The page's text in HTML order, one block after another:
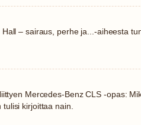
– sairaus, perhe ja...-aiheesta
Mercedes-Benz CLS -opas:
kirjoittaa nain.